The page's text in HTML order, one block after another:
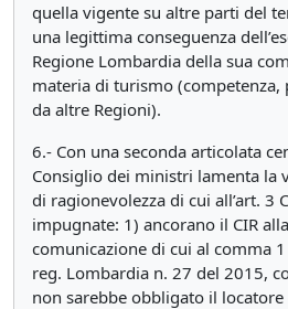
quella vigente su altre parti del
una legittima conseguenza
Regione Lombardia della sua
materia di turismo (competenza,
da altre Regioni).
6.- Con una seconda articolata
Consiglio dei ministri lamenta la
di ragionevolezza di cui all’art. 3
impugnate: 1) ancorano il CIR
comunicazione di cui al comma
reg. Lombardia n. 27 del 2015,
non sarebbe obbligato il